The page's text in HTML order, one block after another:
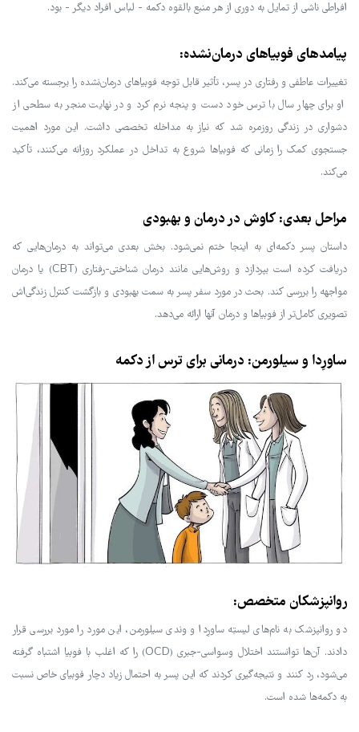
افراطی ناشی از تمایل به دوری از هر منبع بالقوه دکمه - لباس افراد دیگر - بود.
پیامدهای فوبیاهای درمان‌نشده:
تغییرات عاطفی و رفتاری در پسر، تأثیر قابل توجه فوبیاهای درمان‌نشده را برجسته می‌کند.
او برای چهار سال با ترس خود دست و پنجه نرم کرد و در نهایت منجر به سطحی از
دشواری در زندگی روزمره شد که نیاز به مداخله تخصصی داشت. این مورد اهمیت
جستجوی کمک را زمانی که فوبیاها شروع به تداخل در عملکرد روزانه می‌کنند، تأکید
می‌کند.
مراحل بعدی: کاوش در درمان و بهبودی
داستان پسر دکمه‌ای به اینجا ختم نمی‌شود. بخش بعدی می‌تواند به درمان‌هایی که
دریافت کرده است بپردازد و روش‌هایی مانند درمان شناختی-رفتاری (CBT) یا درمان
مواجهه را بررسی کند. بحث در مورد سفر پسر به سمت بهبودی و بازگشت کنترل زندگی‌اش
تصویری کامل‌تر از فوبیاها و درمان آنها ارائه می‌دهد.
ساورِدا و سیلورمن: درمانی برای ترس از دکمه
روانپزشکان متخصص:
دو روانپزشک به نام‌های لیستِه ساورِدا و وندی سیلورمن، این مورد را مورد بررسی قرار
دادند. آن‌ها توانستند اختلال وسواسی-جبری (OCD) را که اغلب با فوبیا اشتباه گرفته
می‌شود، رد کنند و نتیجه‌گیری کردند که این پسر به احتمال زیاد دچار فوبیای خاص نسبت
به دکمه‌ها شده است.